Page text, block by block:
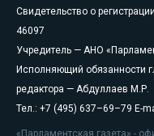
Свидетельство о
46097
Учредитель — АНО
Исполняющий обязанности
редактора — Абдуллаев М.Р.
Тел.: +7 (495) 637–69–79 E-
«Парламентская газета» -